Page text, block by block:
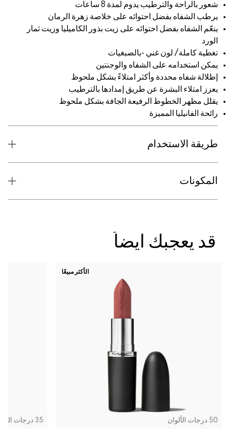
شعور بالراحة والترطيب يدوم لمدة 8 ساعات
يرطب الشفاه بفضل احتوائه على خلاصة زهرة الرمان
ينعّم الشفاه بفضل احتوائه على زيت بذور الكاميليا وزيت ثمار
الورد
تغطية كاملة/ لون غني -بالصبغيات
يمكن استخدامه على الشفاه والوجنتين
إطلالة شفاه محددة وأكثر امتلاءً بشكل ملحوظ
يعزز امتلاء البشرة عن طريق إمدادها بالترطيب
يقلل مظهر الخطوط الرفيعة الجافة بشكل ملحوظ
رائحة الفانيليا المميزة
طريقة الاستخدام
المكونات
قد يعجبك ايضاً
الأكثر مبيعًا
50 درجات الألوان 35 درجات الألوان